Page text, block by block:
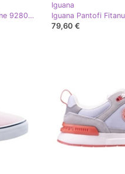
Iguana Cizme de zapada Fitanu Irine 92800622277 bej
Iguana
79,60 €